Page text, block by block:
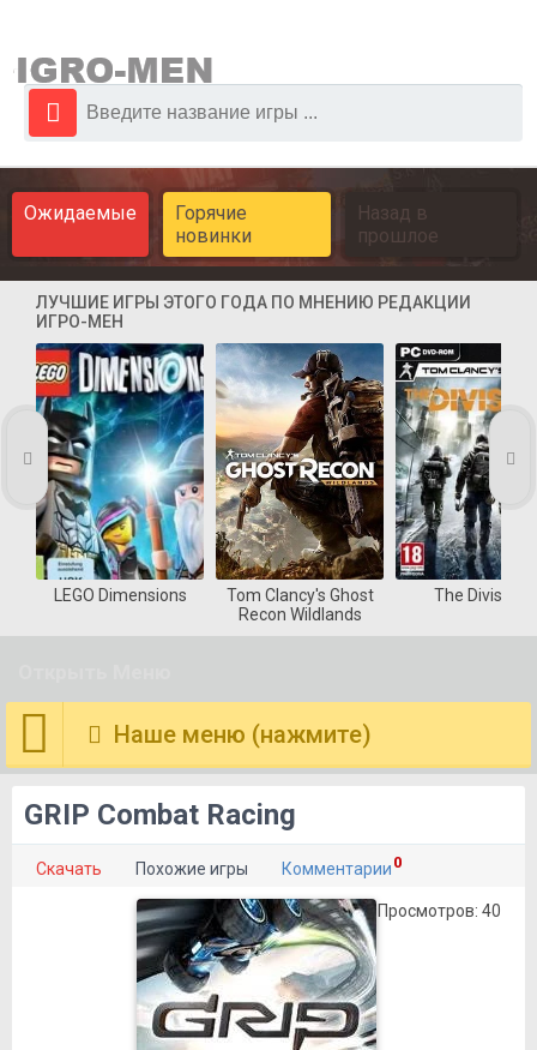
Ожидаемые
Горячие
новинки
Назад в
прошлое
ЛУЧШИЕ ИГРЫ ЭТОГО ГОДА ПО МНЕНИЮ РЕДАКЦИИ
ИГРО-МЕН
Tom Clancy's Ghost
The Division
Deus Ex
Наше меню (нажмите)
GRIP Combat Racing
Скачать Похожие игры Комментарии 0
Просмотров: 40